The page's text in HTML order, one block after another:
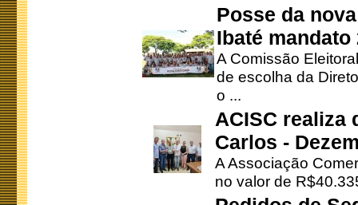
Posse da
Ibaté mandato
A Comissão
de escolha da
o ...
ACISC realiza
Carlos -
A Associação
no valor de